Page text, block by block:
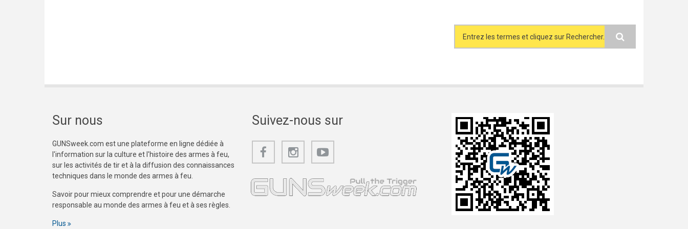
Search form
Sur nous
GUNSweek.com est une plateforme en ligne dédiée à
l'information sur la culture et l'histoire des armes à feu,
sur les activités de tir et à la diffusion des connaissances
techniques dans le monde des armes à feu.
Savoir pour mieux comprendre et pour une démarche
responsable au monde des armes à feu et à ses règles.
Plus
Suivez-nous sur